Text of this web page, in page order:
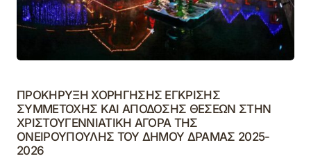
ΠΡΟΚΗΡΥΞΗ ΧΟΡΗΓΗΣΗΣ ΕΓΚΡΙΣΗΣ
ΣΥΜΜΕΤΟΧΗΣ ΚΑΙ ΑΠΟΔΟΣΗΣ ΘΕΣΕΩΝ ΣΤΗΝ
ΧΡΙΣΤΟΥΓΕΝΝΙΑΤΙΚΗ ΑΓΟΡΑ ΤΗΣ
ΟΝΕΙΡΟΥΠΟΥΛΗΣ ΤΟΥ ΔΗΜΟΥ ΔΡΑΜΑΣ 2025-
2026